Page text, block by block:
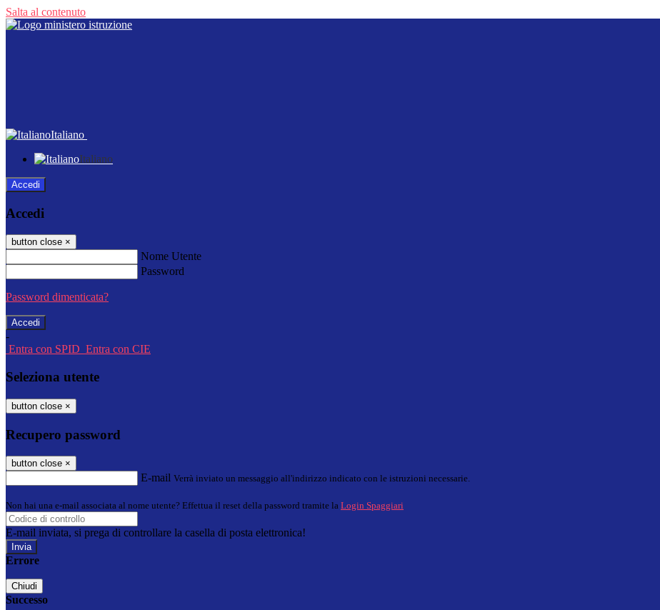
Salta al contenuto
Italiano
Italiano
Accedi
Accedi
button close ×
Nome Utente
Password
Password dimenticata?
-
Entra con SPID Entra con CIE
Seleziona utente
button close ×
Recupero password
button close ×
E-mail Verrà inviato un messaggio all'indirizzo indicato con le istruzioni necessarie.
Non hai una e-mail associata al nome utente? Effettua il reset della password tramite la Login Spaggiari
E-mail inviata, si prega di controllare la casella di posta elettronica!
Errore
Chiudi
Successo